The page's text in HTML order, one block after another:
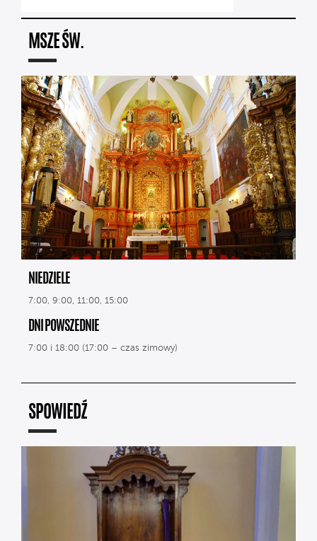
MSZE ŚW.
NIEDZIELE
7:00, 9:00, 11:00, 15:00
DNI POWSZEDNIE
7:00 i 18:00 (17:00 – czas zimowy)
SPOWIEDŹ